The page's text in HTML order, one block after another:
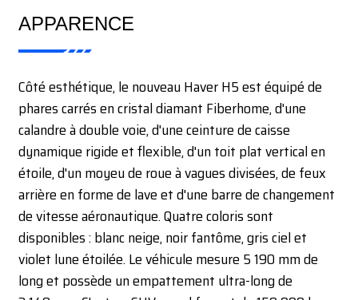
APPARENCE
Côté esthétique, le nouveau Haver H5 est équipé de
phares carrés en cristal diamant Fiberhome, d'une
calandre à double voie, d'une ceinture de caisse
dynamique rigide et flexible, d'un toit plat vertical en
étoile, d'un moyeu de roue à vagues divisées, de feux
arrière en forme de lave et d'une barre de changement
de vitesse aéronautique. Quatre coloris sont
disponibles : blanc neige, noir fantôme, gris ciel et
violet lune étoilée. Le véhicule mesure 5 190 mm de
long et possède un empattement ultra-long de